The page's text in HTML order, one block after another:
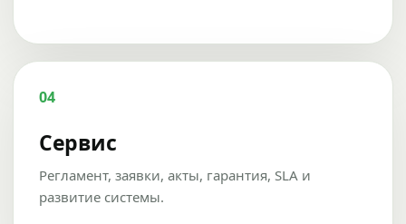
04
Сервис
Регламент, заявки, акты, гарантия, SLA и
развитие системы.